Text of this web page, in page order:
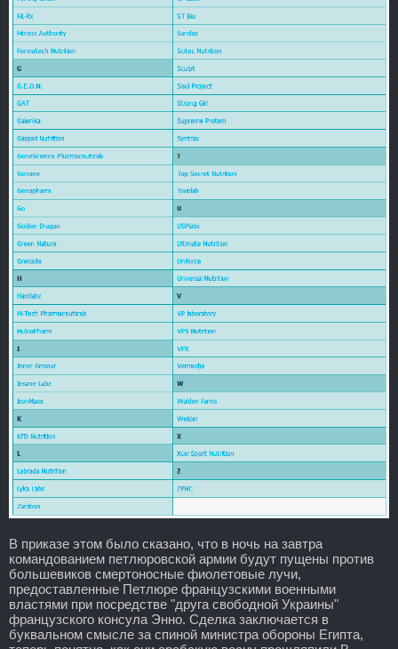
В приказе этом было сказано, что в ночь на завтра
командованием петлюровской армии будут пущены против
большевиков смертоносные фиолетовые лучи,
предоставленные Петлюре французскими военными
властями при посредстве "друга свободной Украины"
французского консула Энно. Сделка заключается в
буквальном смысле за спиной министра обороны Египта,